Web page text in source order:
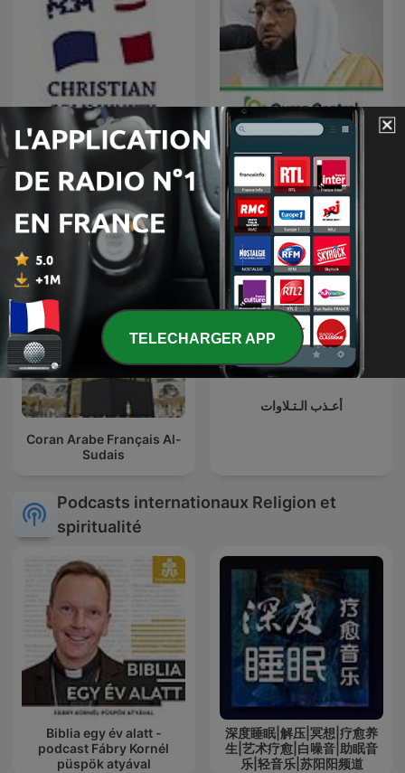
A Tour of France
Badr Al-Turki
Coran Arabe Français Al-
Sudais
أعـذب الـتـلاوات
Podcasts internationaux Religion et
spiritualité
Biblia egy év alatt -
podcast Fábry Kornél
püspök atyával
深度睡眠|解压|冥想|疗愈养
生|艺术疗愈|白噪音|助眠音
乐|轻音乐|苏阳阳频道
TELECHARGER APP